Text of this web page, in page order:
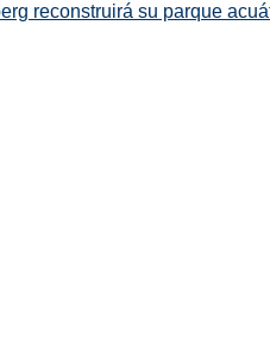
reconstruirá su parque